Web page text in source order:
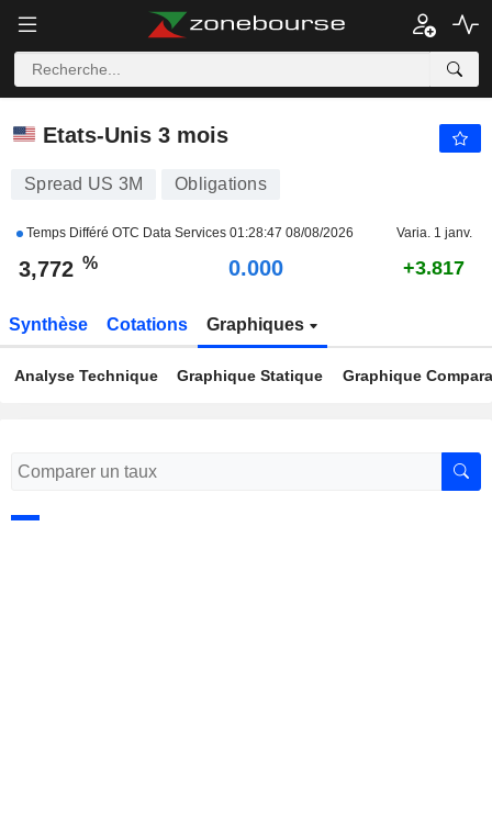
US 3M
Etats-Unis 3 mois
Spread US 3M Obligations
Temps Différé OTC Data Services 01:28:47 08/08/2026 Varia. 1 janv.
3,772 % 0.000 +3.817
Synthèse Cotations Graphiques
Analyse Technique Graphique Statique Graphique